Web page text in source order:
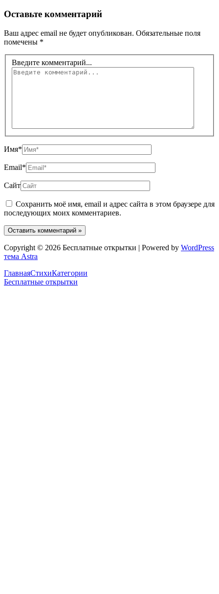
Оставьте комментарий
Ваш адрес email не будет опубликован. Обязательные поля
помечены *
Введите комментарий...
Имя*
Email*
Сайт
Сохранить моё имя, email и адрес сайта в этом браузере для
последующих моих комментариев.
Copyright © 2026 Бесплатные открытки | Powered by WordPress
тема Astra
ГлавнаяСтихиКатегории
Бесплатные открытки